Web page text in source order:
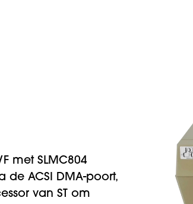
met SLMC804
de ACSI DMA-poort,
van ST om